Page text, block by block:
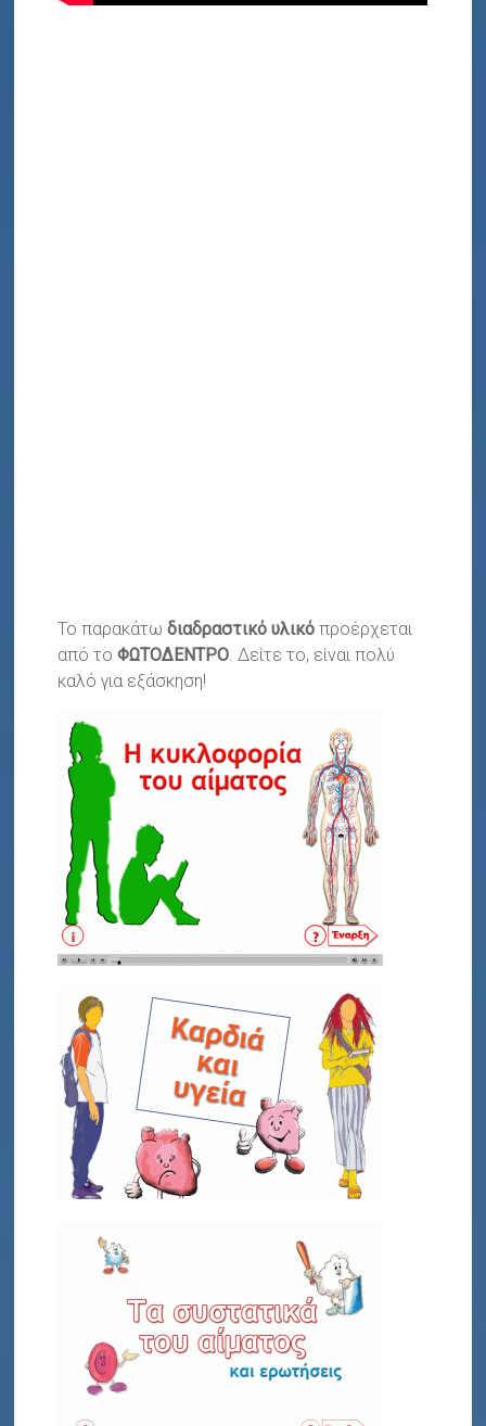
Το παρακάτωδιαδραστικό υλικό προέρχεται
από τοΦΩΤΟΔΕΝΤΡΟ . Δείτε το, είναι πολύ
καλό για εξάσκηση!